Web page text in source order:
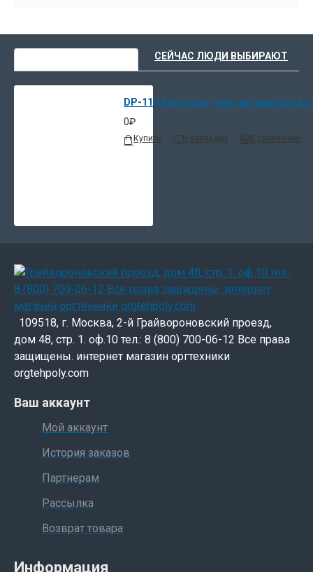
СЕЙЧАС ЛЮДИ ВЫБИРАЮТ
DP-110 Автоподатчик оригиналов
0₽
Купить В закладки В сравнение
109518, г. Москва, 2-й Грайвороновский проезд,
дом 48, стр. 1. оф.10 тел.: 8 (800) 700-06-12 Все права
защищены. интернет магазин оргтехники
orgtehpoly.com
Ваш аккаунт
Мой аккаунт
История заказов
Партнерам
Рассылка
Возврат товара
Информация